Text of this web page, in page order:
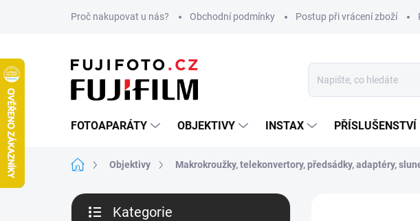
Proč nakupovat u nás? Obchodní podmínky Postup při vrácení zboží
FOTOAPARÁTY OBJEKTIVY INSTAX PŘÍSLUŠENSTVÍ
Domů Objektivy Makrokroužky, telekonvertory, předsádky, adaptéry,
P
Kategorie